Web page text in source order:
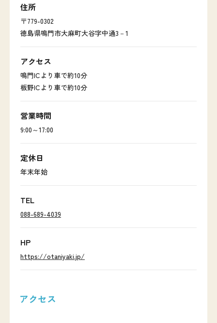
住所
〒779-0302
徳島県鳴門市大麻町大谷字中通3－1
アクセス
鳴門ICより車で約10分
板野ICより車で約10分
営業時間
9:00～17:00
定休日
年末年始
TEL
088-689-4039
HP
https://otaniyaki.jp/
アクセス